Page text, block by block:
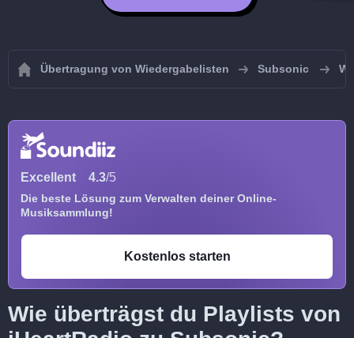
Übertragung von Wiedergabelisten Subsonic
Excellent 4.3/5
Die beste Lösung zum Verwalten deiner Online-
Musiksammlung!
Kostenlos starten
Wie überträgst du Playlists von